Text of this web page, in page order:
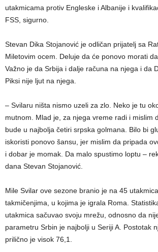
utakmicama protiv Engleske i Albanije i
FSS, sigurno.
Stevan Dika Stojanović je odličan prijatelj sa
Miletovim ocem. Deluje da će ponovo morati
Važno je da Srbija i dalje računa na njega i da
Piksi nije ljut na njega.
– Svilaru ništa nismo uzeli za zlo. Neko je tu
mutnom. Mlad je, za njega vreme radi i mislim
bude u najbolja četiri srpska golmana. Bilo bi
iskoristi ponovo šansu, jer mislim da pripada
i dobar je momak. Da malo spustimo loptu –
dana Stevan Stojanović.
Mile Svilar ove sezone branio je na 45
takmičenjima, u kojima je igrala Roma.
utakmica sačuvao svoju mrežu, odnosno da
parametru Srbin je najbolji u Seriji A. Postotak
prilično je visok 76,1.